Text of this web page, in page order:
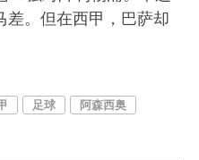
。但在西甲，巴萨却
足球
阿森西奥